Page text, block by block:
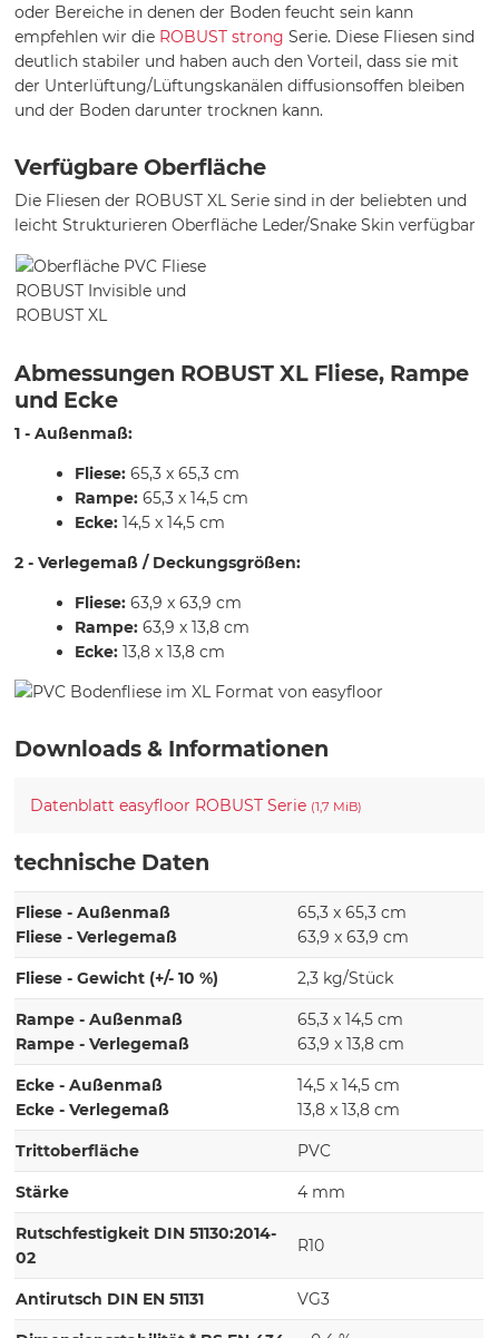
oder Bereiche in denen der Boden feucht sein kann
empfehlen wir die ROBUST strong Serie. Diese Fliesen sind
deutlich stabiler und haben auch den Vorteil, dass sie mit
der Unterlüftung/Lüftungskanälen diffusionsoffen bleiben
und der Boden darunter trocknen kann.
Verfügbare Oberfläche
Die Fliesen der ROBUST XL Serie sind in der beliebten und
leicht Strukturieren Oberfläche Leder/Snake Skin verfügbar
Abmessungen ROBUST XL Fliese, Rampe
und Ecke
1 - Außenmaß:
Fliese: 65,3 x 65,3 cm
Rampe: 65,3 x 14,5 cm
Ecke: 14,5 x 14,5 cm
2 - Verlegemaß / Deckungsgrößen:
Fliese: 63,9 x 63,9 cm
Rampe: 63,9 x 13,8 cm
Ecke: 13,8 x 13,8 cm
Downloads & Informationen
Datenblatt easyfloor ROBUST Serie (1,7 MiB)
technische Daten
Fliese - Außenmaß
Fliese - Verlegemaß
65,3 x 65,3 cm
63,9 x 63,9 cm
Fliese - Gewicht (+/- 10 %) 2,3 kg/Stück
Rampe - Außenmaß
Rampe - Verlegemaß
65,3 x 14,5 cm
63,9 x 13,8 cm
Ecke - Außenmaß
Ecke - Verlegemaß
14,5 x 14,5 cm
13,8 x 13,8 cm
Trittoberfläche PVC
Stärke 4 mm
Rutschfestigkeit DIN 51130:2014-
02
R10
Antirutsch DIN EN 51131 VG3